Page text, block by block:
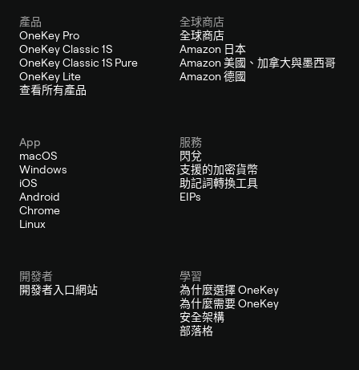
產品
OneKey Pro
OneKey Classic 1S
OneKey Classic 1S Pure
OneKey Lite
查看所有產品
全球商店
全球商店
Amazon 日本
Amazon 美國、加拿大與墨西哥
Amazon 德國
App
macOS
Windows
iOS
Android
Chrome
Linux
服務
閃兌
支援的加密貨幣
助記詞轉換工具
EIPs
開發者
開發者入口網站
學習
為什麼選擇 OneKey
為什麼需要 OneKey
安全架構
部落格